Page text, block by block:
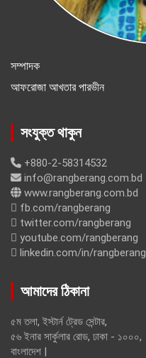
সম্পাদক
আফরোজা আখতার পারভীন
সংযুক্ত থাকুন
+880-2-58314532
info@rangberang.com.bd
www.rangberang.com.bd
fb.com/rangberang
twitter.com/rangberang
youtube.com/rangberang
linkedin.com/in/rangberang
আমাদের ঠিকানা
৫ম তলা, ইস্টার্ন ট্রেড সেন্টার,
৫৬ ইনার সার্কুলার রোড, ঢাকা - ১০০০,
বাংলাদেশ |